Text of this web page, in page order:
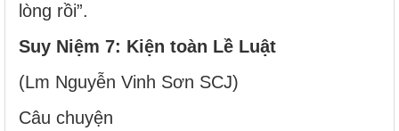
lòng rồi”.
Suy Niệm 7: Kiện toàn Lề Luật
(Lm Nguyễn Vinh Sơn SCJ)
Câu chuyện